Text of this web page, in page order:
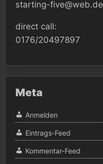
starting-five@web.de
direct call:
0176/20497897
Meta
Anmelden
Eintrags-Feed
Kommentar-Feed